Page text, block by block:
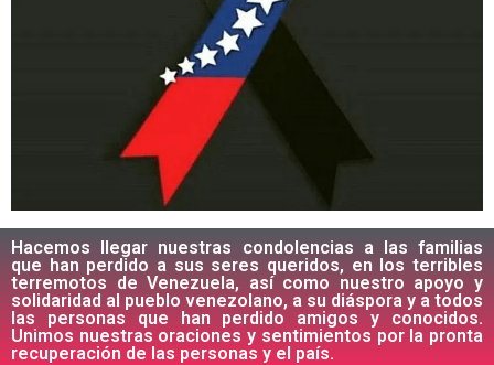
Hacemos llegar nuestras condolencias a las familias
que han perdido a sus seres queridos, en los terribles
terremotos de Venezuela, así como nuestro apoyo y
solidaridad al pueblo venezolano, a su diáspora y a todos
las personas que han perdido amigos y conocidos.
Unimos nuestras oraciones y sentimientos por la pronta
recuperación de las personas y el país.